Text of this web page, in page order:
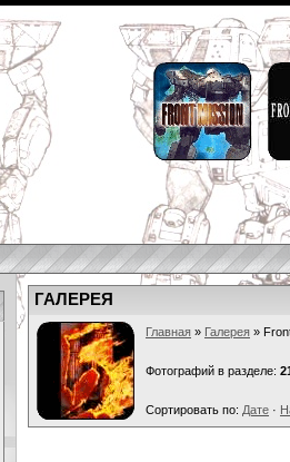
ГАЛЕРЕЯ
Главная » Галерея »
Фотографий в разделе:
Сортировать по: Дате ·